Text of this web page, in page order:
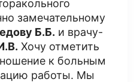
замечательному
Б.Б. и врачу-
Хочу отметить
к больным
работы. Мы